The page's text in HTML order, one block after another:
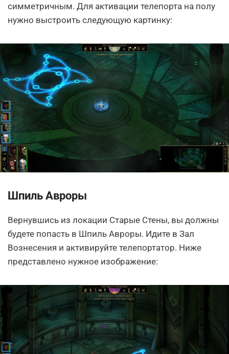
симметричным. Для активации телепорта на полу
нужно выстроить следующую картинку:
Шпиль Авроры
Вернувшись из локации Старые Стены, вы должны
будете попасть в Шпиль Авроры. Идите в Зал
Вознесения и активируйте телепортатор. Ниже
представлено нужное изображение: